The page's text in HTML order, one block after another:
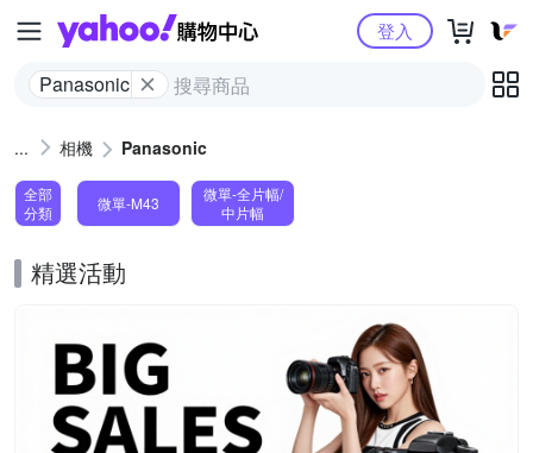
Yahoo購物中心
Panasonic
登入
相機 Panasonic
全部
分類
微單-M43
微單-全片幅/
中片幅
精選活動